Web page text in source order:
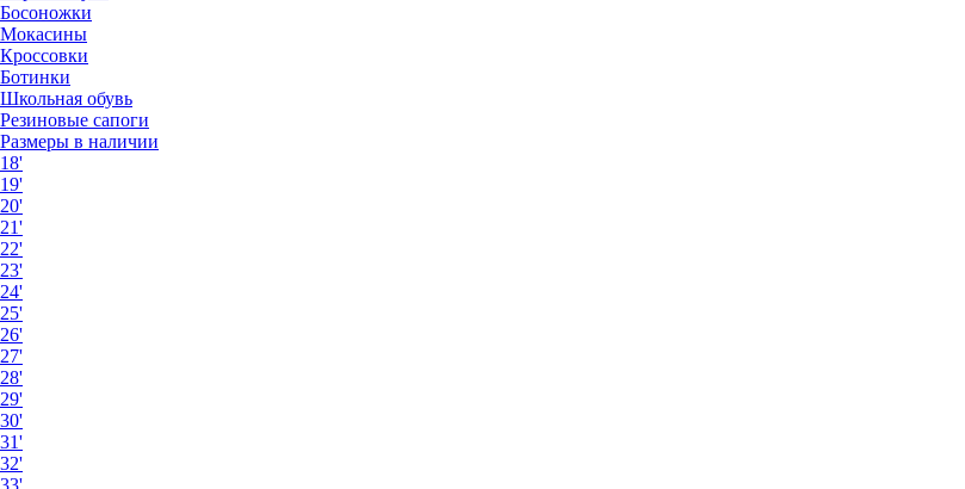
Босоножки
Мокасины
Кроссовки
Ботинки
Школьная обувь
Резиновые сапоги
Размеры в наличии
18'
19'
20'
21'
22'
23'
24'
25'
26'
27'
28'
29'
30'
31'
32'
33'